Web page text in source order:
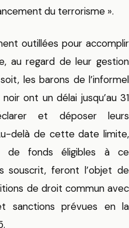
du terrorisme ».
outillées pour accomplir
au regard de leur gestion
les barons de l’informel
ont un délai jusqu’au 31
et déposer leurs
delà de cette date limite,
de fonds éligibles à ce
souscrit, feront l’objet de
de droit commun avec
sanctions prévues en la